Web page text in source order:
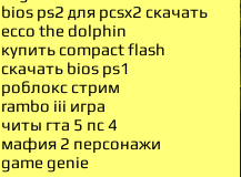
bios ps2 для pcsx2 скачать
ecco the dolphin
купить compact flash
скачать bios ps1
роблокс стрим
rambo iii игра
читы гта 5 пс 4
мафия 2 персонажи
game genie